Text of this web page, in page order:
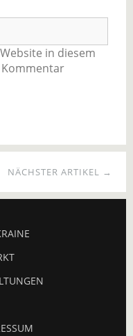
in diesem
NÄCHSTER ARTIKEL →